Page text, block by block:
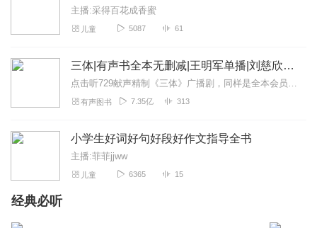
主播:采得百花成香蜜
儿童 5087 61
三体|有声书全本无删减|王明军单播|刘慈欣原著
点击听729献声精制《三体》广播剧，同样是全本会员免费畅听，快来感受声音大戏的魅力！【购买须知】1、本作品部分集数为免费试听。2、版权归原作者所有，严禁翻录成任...
有声图书 7.35亿 313
小学生好词好句好段好作文指导全书
主播:菲菲jjww
儿童 6365 15
经典必听